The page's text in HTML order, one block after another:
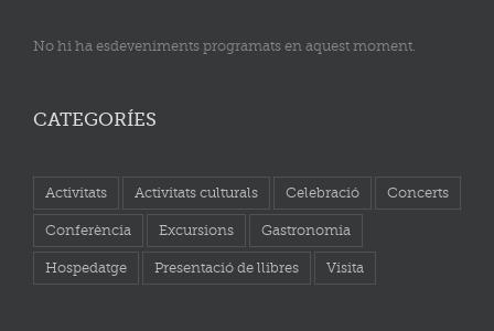
No hi ha esdeveniments programats en aquest moment.
CATEGORÍES
Activitats Activitats culturals Celebració Concerts
Conferència Excursions Gastronomia
Hospedatge Presentació de llibres Visita